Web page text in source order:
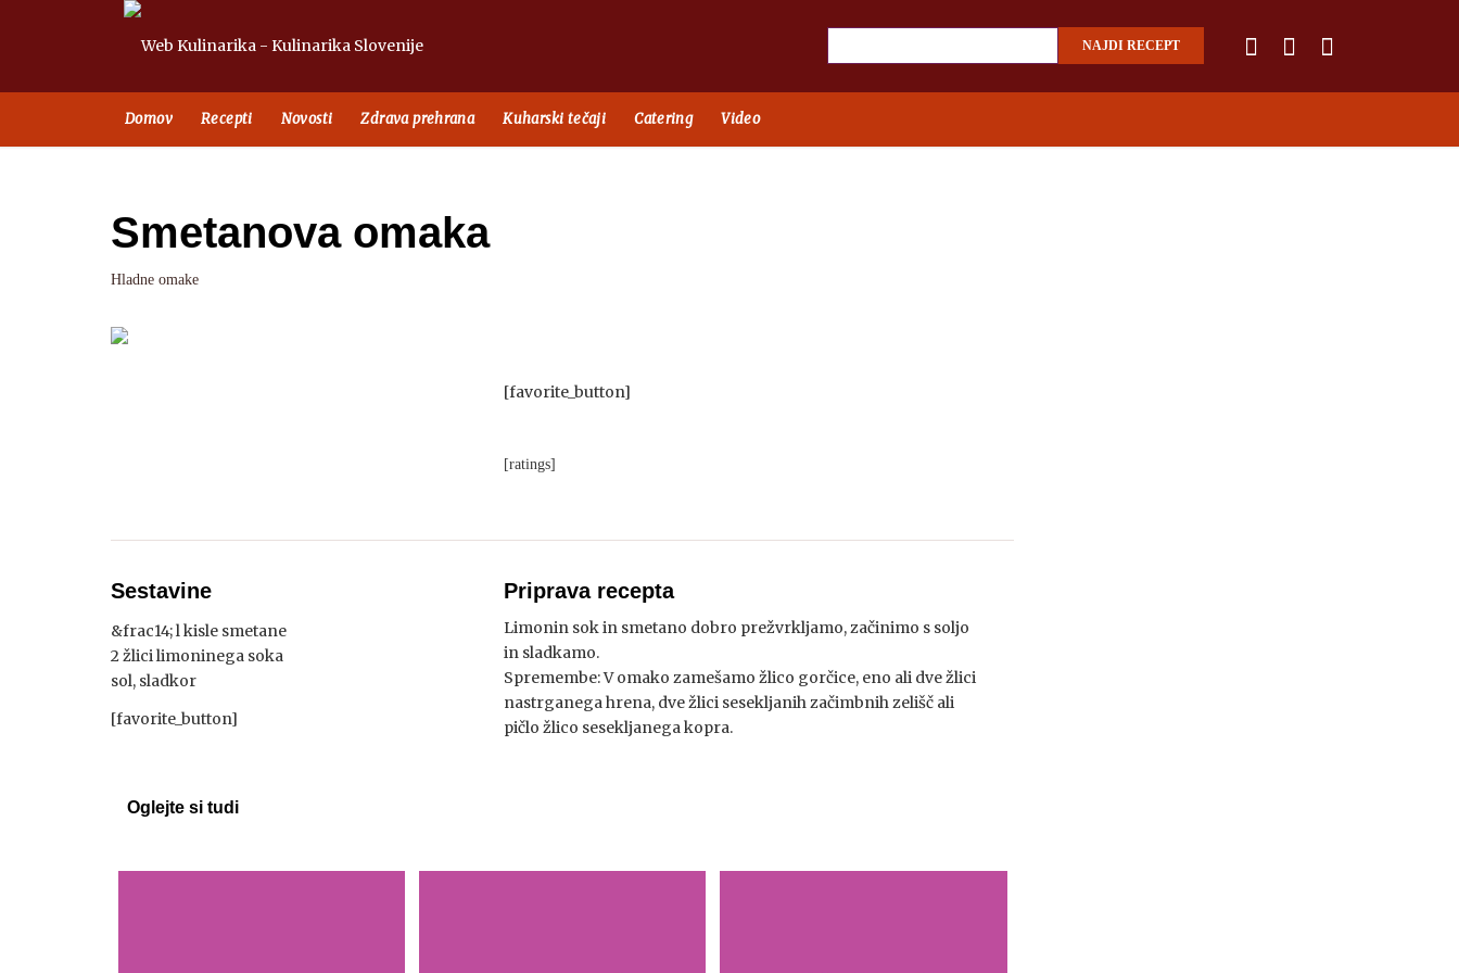
Domov Recepti Novosti Zdrava prehrana Kuharski tečaji Catering Video
Smetanova omaka
Hladne omake
[favorite_button]
[ratings]
Sestavine
&frac14; l kisle smetane
2 žlici limoninega soka
sol, sladkor
[favorite_button]
Priprava recepta
Limonin sok in smetano dobro prežvrkljamo, začinimo s soljo
in sladkamo.
Spremembe: V omako zamešamo žlico gorčice, eno ali dve žlici
nastrganega hrena, dve žlici sesekljanih začimbnih zelišč ali
pičlo žlico sesekljanega kopra.
Oglejte si tudi